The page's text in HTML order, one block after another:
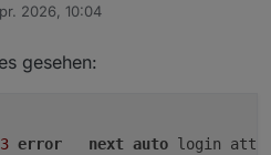
2026, 10:04
gesehen:
error next auto login